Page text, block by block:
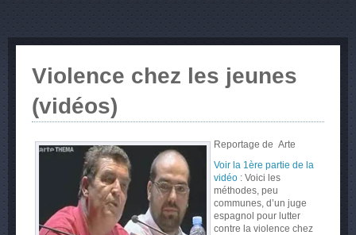
Violence chez les jeunes
(vidéos)
Reportage de Arte
Voir la 1ère partie de la
vidéo: Voici les
méthodes, peu
communes, d’un juge
espagnol pour lutter
contre la violence chez